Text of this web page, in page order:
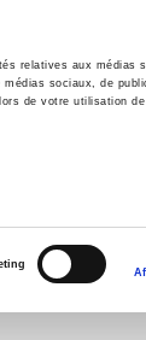
relatives aux médias
sociaux, de
de votre utilisation